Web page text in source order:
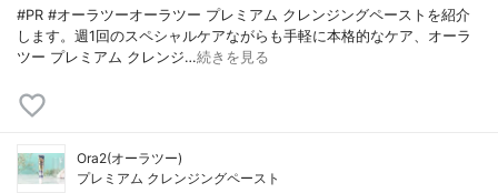
#PR #オーラツーオーラツー プレミアム クレンジングペーストを紹介
します。週1回のスペシャルケアながらも手軽に本格的なケア、オーラ
ツー プレミアム クレンジ…続きを見る
Ora2(オーラツー)
プレミアム クレンジングペースト